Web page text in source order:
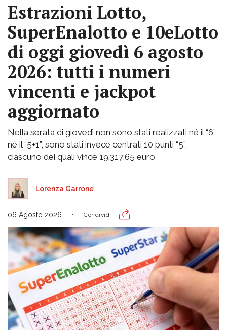
Estrazioni Lotto,
SuperEnalotto e 10eLotto
di oggi giovedì 6 agosto
2026: tutti i numeri
vincenti e jackpot
aggiornato
Nella serata di giovedì non sono stati realizzati né il “6”
né il “5+1”, sono stati invece centrati 10 punti “5”,
ciascuno dei quali vince 19.317,65 euro
Lorenza Garrone
06 Agosto 2026 Condividi